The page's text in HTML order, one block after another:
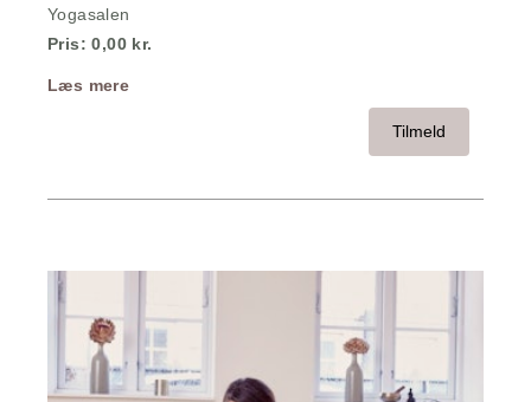
Yogasalen
Pris: 0,00 kr.
Læs mere
Tilmeld